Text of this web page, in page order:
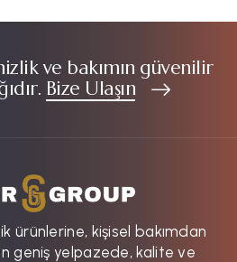
ve bakımın güvenilir
Bize Ulaşın
ürünlerine, kişisel bakımdan
geniş yelpazede, kalite ve